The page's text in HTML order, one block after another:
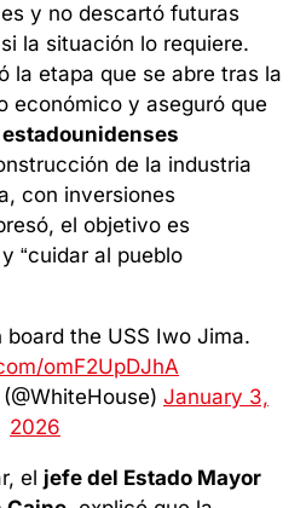
y no descartó futuras
la situación lo requiere.
la etapa que se abre tras la
económico y aseguró que
de la industria
con inversiones
el objetivo es
“cuidar al pueblo
board the USS Iwo Jima.
omF2UpDJhA
January 3,
2026
el jefe del Estado Mayor